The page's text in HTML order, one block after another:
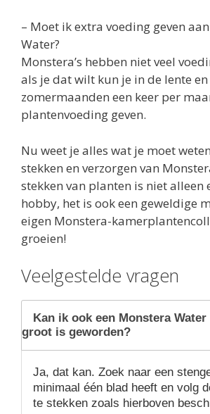
– Moet ik extra voeding geven
Water?
Monstera’s hebben niet veel
als je dat wilt kun je in de lente en
zomermaanden een keer per
plantenvoeding geven.
Nu weet je alles wat je moet
stekken en verzorgen van
stekken van planten is niet alleen
hobby, het is ook een geweldige
eigen Monstera-
groeien!
Veelgestelde vragen
Kan ik ook een Monstera
groot is geworden?
Ja, dat kan. Zoek naar een
minimaal één blad heeft en volg
te stekken zoals hierboven